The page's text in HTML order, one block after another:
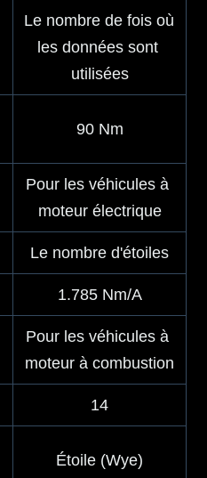
Le nombre de fois où
les données sont
utilisées
90 Nm
Pour les véhicules à
moteur électrique
Le nombre d'étoiles
1.785 Nm/A
Pour les véhicules à
moteur à combustion
14
Étoile (Wye)